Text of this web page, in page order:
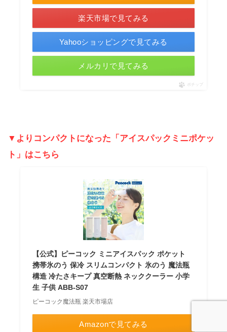
楽天市場で見てみる
Yahooショッピングで見てみる
メルカリで見てみる
ポチップ
▼よりコンパクトになった「アイスパックミニポケッ
ト」はこちら
【公式】ピーコック ミニアイスパック ポケット
携帯氷のう 保冷 スリムコンパクト 氷のう 魔法瓶
構造 冷たさキープ 真空断熱 ネッククーラー 小学
生 子供 ABB-S07
ピーコック魔法瓶 楽天市場店
Amazonで見てみる